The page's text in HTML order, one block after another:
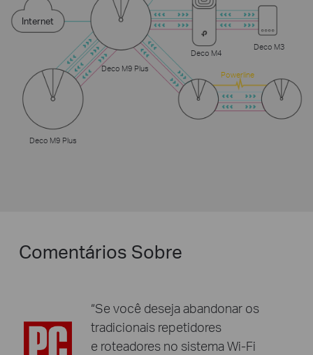
Internet
Powerline
Deco M9 Plus
Deco M4
Deco M3
Deco M9 Plus
Comentários Sobre
“Se você deseja abandonar os
tradicionais repetidores
e roteadores no sistema Wi-Fi